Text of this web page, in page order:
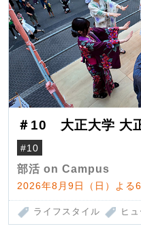
＃10 大正大学 大
#10
部活 on Campus
2026年8月9日（日）よる
ライフスタイル ヒ